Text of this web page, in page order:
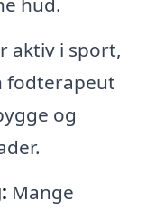
aktiv i sport,
fodterapeut
og
Mange